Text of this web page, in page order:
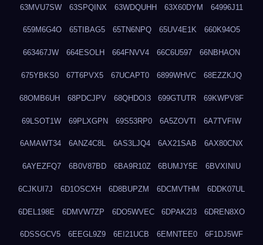
63MVU7SW 63SPQINX 63WDQUHH 63X60DYM 64996J11
659M6G4O 65TIBAG5 65TN6NPQ 65UV4E1K 660K94O5
663467JW 664ESOLH 664FNVV4 66C6U597 66NBHAON
675YBKS0 67T6PVX5 67UCAPT0 6899WHVC 68EZZKJQ
68OMB6UH 68PDCJPV 68QHDOI3 699GTUTR 69KWPV8F
69LSOT1W 69PLXGPN 69S53RP0 6A5ZOVTI 6A7TVFIW
6AMAWT34 6ANZ4C8L 6AS3LJQ4 6AX21SAB 6AX80CNX
6AYEZFQ7 6B0V87BD 6BA9R10Z 6BUMJY5E 6BVXINIU
6CJKUI7J 6D1OSCXH 6D8BUPZM 6DCMVTHM 6DDK07UL
6DEL198E 6DMVW7ZP 6DO5WVEC 6DPAK2I3 6DREN8XO
6DSSGCV5 6EEGL9Z9 6EI21UCB 6EMNTEE0 6F1DJ5WF